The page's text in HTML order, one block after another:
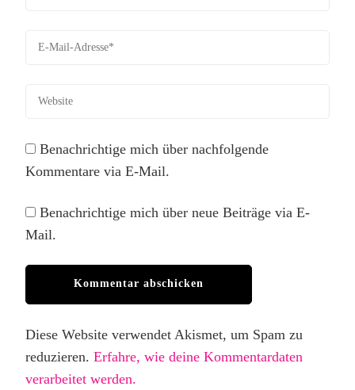
Benachrichtige mich über nachfolgende
Kommentare via E-Mail.
Benachrichtige mich über neue Beiträge via E-
Mail.
Diese Website verwendet Akismet, um Spam zu
reduzieren. Erfahre, wie deine Kommentardaten
verarbeitet werden.